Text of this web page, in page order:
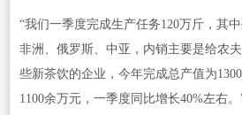
“我们一季度完成生产任务120万斤，其
非洲、俄罗斯、中亚，内销主要是给农
些新茶饮的企业，今年完成总产值为
1100余万元，一季度同比增长40%左右